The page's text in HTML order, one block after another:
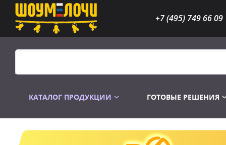
+7 (495) 749 66 09
КАТАЛОГ ПРОДУКЦИИ ГОТОВЫЕ РЕШЕНИЯ